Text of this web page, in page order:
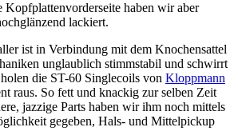
Kopfplattenvorderseite haben wir aber
lackiert.
ist in Verbindung mit dem Knochensattel
unglaublich stimmstabil und schwirrt
die ST-60 Singlecoils von Kloppmann
raus. So fett und knackig zur selben Zeit
jazzige Parts haben wir ihm noch mittels
gegeben, Hals- und Mittelpickup